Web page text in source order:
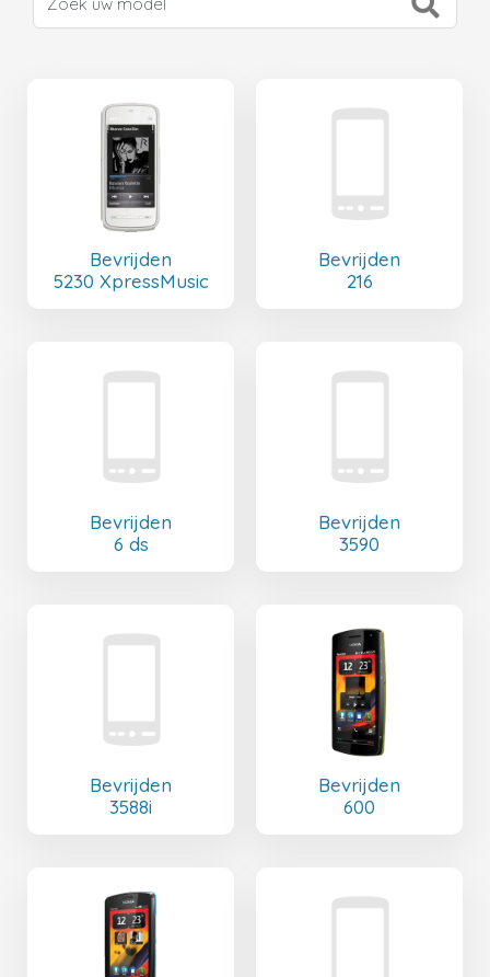
Bevrijden
5230 XpressMusic
Bevrijden
216
Bevrijden
6 ds
Bevrijden
3590
Bevrijden
3588i
Bevrijden
600